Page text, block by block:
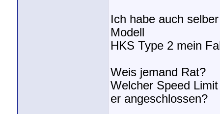
Ich habe auch
Modell
HKS Type 2 mein
Weis jemand Rat?
Welcher Speed
er angeschlossen?